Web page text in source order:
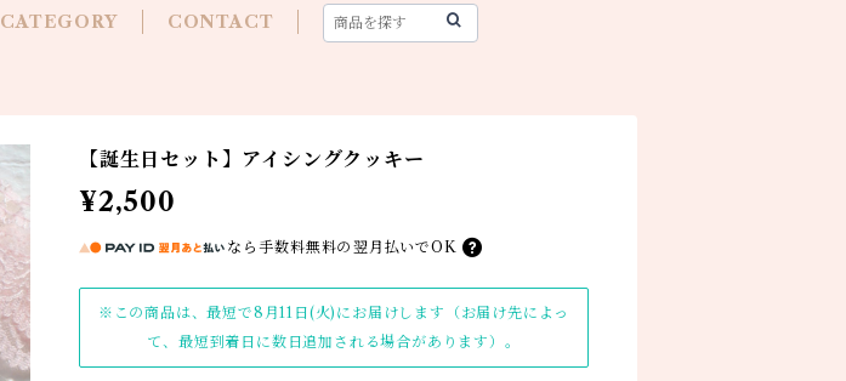
CATEGORY CONTACT
【誕生日セット】アイシングクッキー
¥2,500
なら 手数料無料の 翌月払いでOK
※この商品は、最短で8月11日(火)にお届けします（お届け先によっ
て、最短到着日に数日追加される場合があります）。